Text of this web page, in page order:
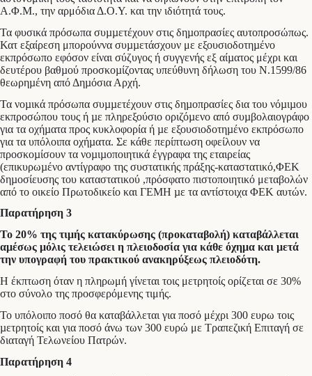
Α.Φ.Μ., την αρμόδια Δ.Ο.Υ. και την ιδιότητά τους.
Τα φυσικά πρόσωπα συµµετέχουν στις δηµοπρασίες αυτοπροσώπως.
Κατ εξαίρεση μπορούννα συµµετάσχουν με εξουσιοδοτηµένο
εκπρόσωπο εφόσον είναι σύζυγος ή συγγενής εξ αίµατος μέχρι και
δευτέρου βαθµού προσκοµίζοντας υπεύθυνη δήλωση του Ν.1599/86
θεωρηµένη από Δηµόσια Αρχή.
Τα νοµικά πρόσωπα συµµετέχουν στις δηµοπρασίες δια του νόµιµου
εκπροσώπου τους ή µε πληρεξούσιο οριζόµενο από συµβολαιογράφο
για τα οχήµατα προς κυκλοφορία ή µε εξουσιοδοτηµένο εκπρόσωπο
για τα υπόλοιπα οχήµατα. Σε κάθε περίπτωση οφείλουν να
προσκοµίσουν τα νοµιµοποιητικά έγγραφα της εταιρείας
(επικυρωµένο αντίγραφο της συστατικής πράξης-καταστατικό,ΦΕΚ
δηµοσίευσης του καταστατικού ,πρόσφατο πιστοποιητικό μεταβολών
από το οικείο Πρωτοδικείο και ΓΕΜΗ µε τα αντίστοιχα ΦΕΚ αυτών.
Παρατήρηση 3
Το 20% της τιμής κατακύρωσης (προκαταβολή) καταβάλλεται
αμέσως μόλις τελειώσει η πλειοδοσία για κάθε όχημα και μετά
την υπογραφή του πρακτικού ανακηρύξεως πλειοδότη.
Η έκπτωση όταν η πληρωμή γίνεται τοις μετρητοίς ορίζεται σε 30%
στο σύνολο της προσφερόμενης τιμής.
Το υπόλοιπο ποσό θα καταβάλλεται για ποσό μέχρι 300 ευρω τοις
µετρητοίς και για ποσό άνω των 300 ευρώ με Τραπεζική Επιταγή σε
διαταγή Τελωνείου Πατρών.
Παρατήρηση 4